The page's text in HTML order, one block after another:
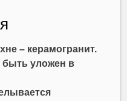
– керамогранит.
быть уложен в